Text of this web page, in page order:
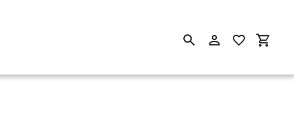
SuchenEinloggen